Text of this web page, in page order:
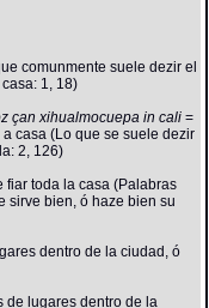
comunmente suele dezir el
1, 18)
çan xihualmocuepa in cali=
casa (Lo que se suele dezir
2, 126)
fiar toda la casa (Palabras
sirve bien, ó haze bien su
dentro de la ciudad, ó
de lugares dentro de la